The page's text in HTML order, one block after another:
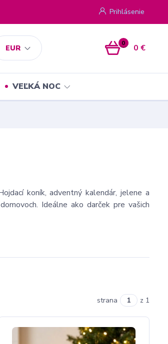
EUR
Prihlásenie
0 0 €
VEĽKÁ NOC
koník, adventný kalendár, jelene a
Ideálne ako darček pre vašich
strana z 1